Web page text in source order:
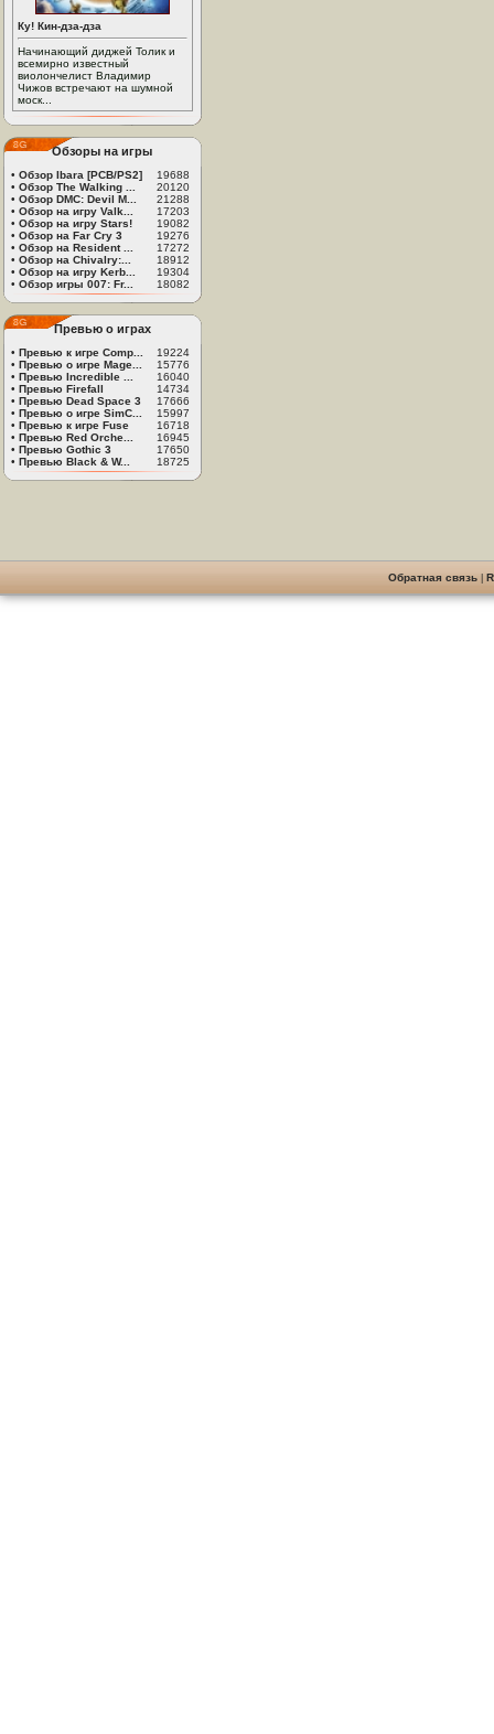
Ку! Кин-дза-дза
Начинающий диджей Толик и
всемирно известный
виолончелист Владимир
Чижов встречают на шумной
моск...
Обзоры на игры
• Обзор Ibara [PCB/PS2]
19688
• Обзор The Walking ...
20120
• Обзор DMC: Devil M...
21288
• Обзор на игру Valk...
17203
• Обзор на игру Stars!
19082
• Обзор на Far Cry 3
19276
• Обзор на Resident ...
17272
• Обзор на Chivalry:...
18912
• Обзор на игру Kerb...
19304
• Обзор игры 007: Fr... 18082
Превью о играх
• Превью к игре Comp...
19224
• Превью о игре Mage...
15776
• Превью Incredible ...
16040
• Превью Firefall
14734
• Превью Dead Space 3
17666
• Превью о игре SimC...
15997
• Превью к игре Fuse
16718
• Превью Red Orche...
16945
• Превью Gothic 3
17650
• Превью Black & W... 18725
Обратная связь